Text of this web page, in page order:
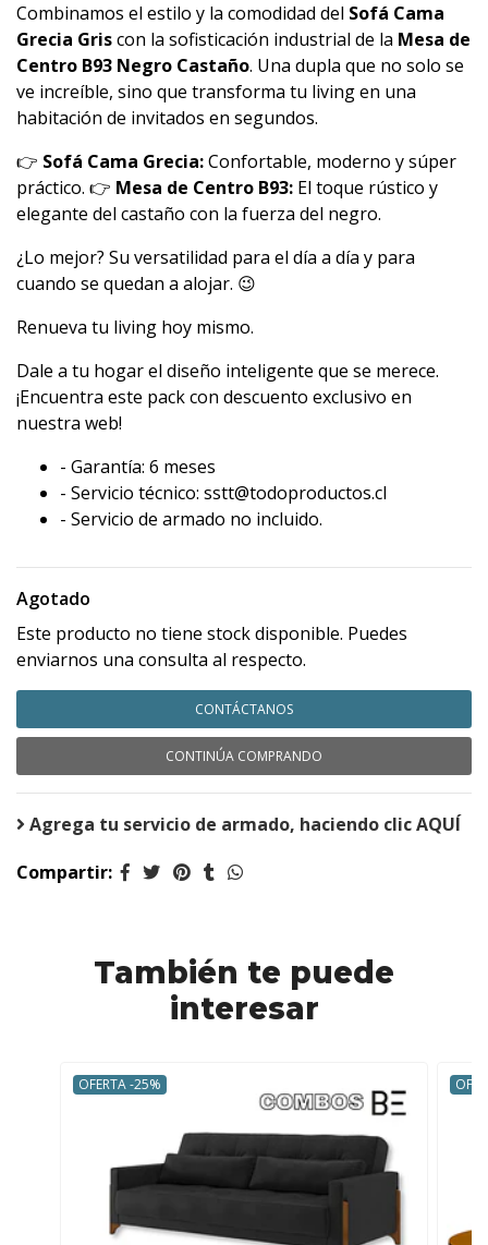
Combinamos el estilo y la comodidad del Sofá Cama
Grecia Griscon la sofisticación industrial de la Mesa de
Centro B93 Negro Castaño. Una dupla que no solo se
ve increíble, sino que transforma tu living en una
habitación de invitados en segundos.
👉 Sofá Cama Grecia:Confortable, moderno y súper
práctico. 👉 Mesa de Centro B93: El toque rústico y
elegante del castaño con la fuerza del negro.
¿Lo mejor? Su versatilidad para el día a día y para
cuando se quedan a alojar. 😉
Renueva tu living hoy mismo.
Dale a tu hogar el diseño inteligente que se merece.
¡Encuentra este pack con descuento exclusivo en
nuestra web!
- Garantía: 6 meses
- Servicio técnico: sstt@todoproductos.cl
- Servicio de armado no incluido.
Agotado
Este producto no tiene stock disponible. Puedes
enviarnos una consulta al respecto.
CONTÁCTANOS
CONTINÚA COMPRANDO
Agrega tu servicio de armado, haciendo clic AQUÍ
Compartir:
También te puede
interesar
OFERTA -25%